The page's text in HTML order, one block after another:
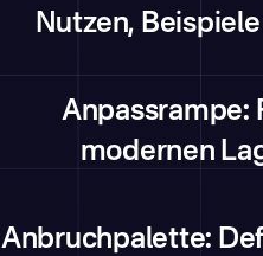
Nutzen,
Anpassrampe:
modernen
Anbruchpalette: